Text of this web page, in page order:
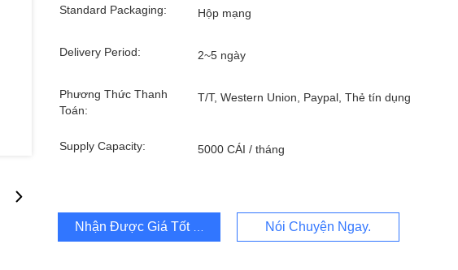
Standard Packaging: Hộp mạng
Delivery Period: 2~5 ngày
Phương Thức Thanh
Toán:
T/T, Western Union, Paypal, Thẻ tín dụng
Supply Capacity: 5000 CÁI / tháng
Nhận Được Giá Tốt Nhất Nói Chuyện Ngay.